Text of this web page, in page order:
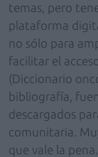
temas, pero
plataforma
no sólo para
facilitar el
(Diccionario
bibliografía,
descargados
comunitaria.
que vale la